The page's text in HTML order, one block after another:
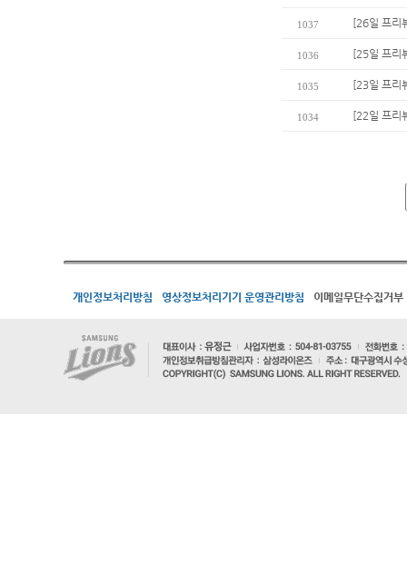
1037 [26일 프리
1036 [25일 프리
1035 [23일 프리
1034 [22일 프리
개인정보처리방침 영상정보처리기기 운영관리방침 이메일무단수집거부